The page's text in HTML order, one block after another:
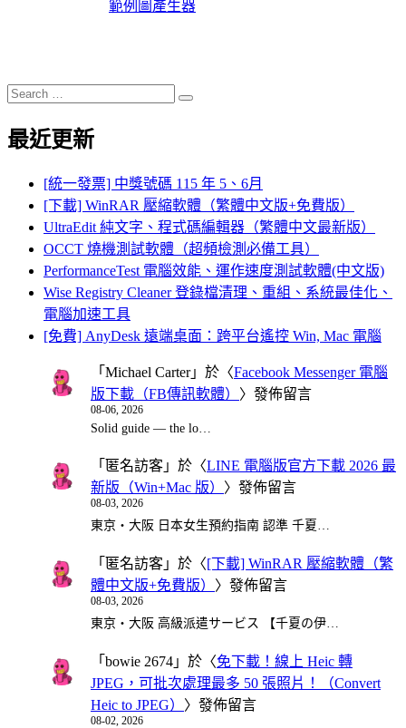
範例圖產生器
Search
for:
Search
最近更新
[統一發票] 中獎號碼 115 年 5、6月
[下載] WinRAR 壓縮軟體（繁體中文版+免費版）
UltraEdit 純文字、程式碼編輯器（繁體中文最新版）
OCCT 燒機測試軟體（超頻檢測必備工具）
PerformanceTest 電腦效能、運作速度測試軟體(中文版)
Wise Registry Cleaner 登錄檔清理、重組、系統最佳化、
電腦加速工具
[免費] AnyDesk 遠端桌面：跨平台遙控 Win, Mac 電腦
「 Michael Carter」於〈Facebook Messenger 電腦
版下載（FB傳訊軟體） 〉發佈留言
08-06, 2026
Solid guide — the lo…
「 匿名訪客 」於〈LINE 電腦版官方下載 2026 最
新版（Win+Mac 版） 〉發佈留言
08-03, 2026
東京・大阪 日本女生預約指南 認準 千夏…
「 匿名訪客 」於〈[下載] WinRAR 壓縮軟體（繁
體中文版+免費版） 〉發佈留言
08-03, 2026
東京・大阪 高級派遣サービス 【千夏の伊…
「 bowie 2674 」於〈免下載！線上 Heic 轉
JPEG，可批次處理最多 50 張照片！（Convert
Heic to JPEG） 〉發佈留言
08-02, 2026